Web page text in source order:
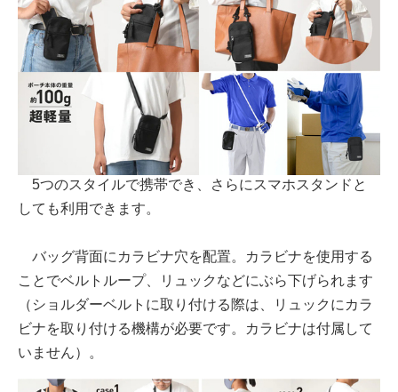
5つのスタイルで携帯でき、さらにスマホスタンドと
しても利用できます。
バッグ背面にカラビナ穴を配置。カラビナを使用する
ことでベルトループ、リュックなどにぶら下げられます
（ショルダーベルトに取り付ける際は、リュックにカラ
ビナを取り付ける機構が必要です。カラビナは付属して
いません）。